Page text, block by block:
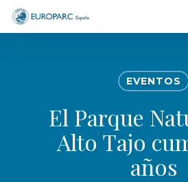
Skip
EVENTOS
El Parque
Alto Tajo
años